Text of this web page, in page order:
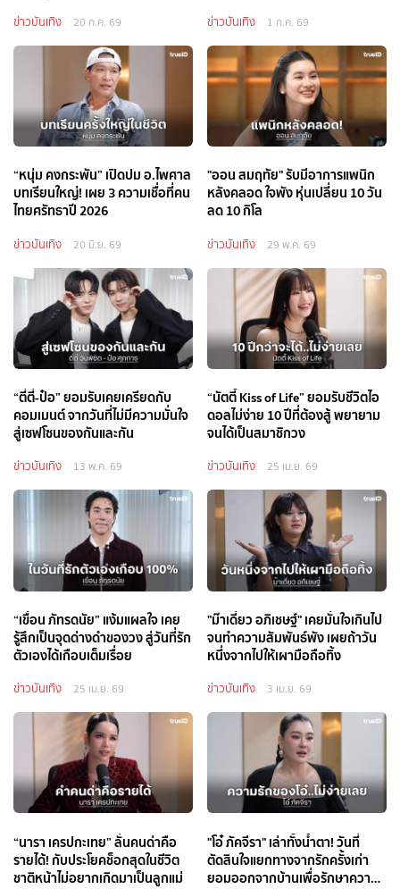
ข่าวบันเทิง 20 ก.ค. 69 ข่าวบันเทิง 1 ก.ค. 69
“หนุ่ม คงกระพัน” เปิดปม อ.ไพศาล
บทเรียนใหญ่! เผย 3 ความเชื่อที่คน
ไทยศรัทธาปี 2026
ข่าวบันเทิง 20 มิ.ย. 69
"ออน สมฤทัย" รับมีอาการแพนิก
หลังคลอด ใจพัง หุ่นเปลี่ยน 10 วัน
ลด 10 กิโล
ข่าวบันเทิง 29 พ.ค. 69
“ตี๋ตี๋-ป๋อ” ยอมรับเคยเครียดกับ
คอมเมนต์ จากวันที่ไม่มีความมั่นใจ
สู่เซฟโซนของกันและกัน
ข่าวบันเทิง 13 พ.ค. 69
“นัตตี้ Kiss of Life” ยอมรับชีวิตไอ
ดอลไม่ง่าย 10 ปีที่ต้องสู้ พยายาม
จนได้เป็นสมาชิกวง
ข่าวบันเทิง 25 เม.ย. 69
“เขื่อน ภัทรดนัย” แง้มแผลใจ เคย
รู้สึกเป็นจุดด่างดำของวง สู่วันที่รัก
ตัวเองได้เกือบเต็มเรื่อย
ข่าวบันเทิง 25 เม.ย. 69
"ม๊าเดี่ยว อภิเชษฐ์" เคยมั่นใจเกินไป
จนทำความสัมพันธ์พัง เผยถ้าวัน
หนึ่งจากไปให้เผามือถือทิ้ง
ข่าวบันเทิง 3 เม.ย. 69
“นารา เครปกะเทย” ลั่นคนด่าคือ
รายได้! กับประโยคช็อกสุดในชีวิต
ชาติหน้าไม่อยากเกิดมาเป็นลูกแม่
"โอ๋ ภัคจีรา" เล่าทั้งน้ำตา! วันที่
ตัดสินใจแยกทางจากรักครั้งเก่า
ยอมออกจากบ้านเพื่อรักษาความ